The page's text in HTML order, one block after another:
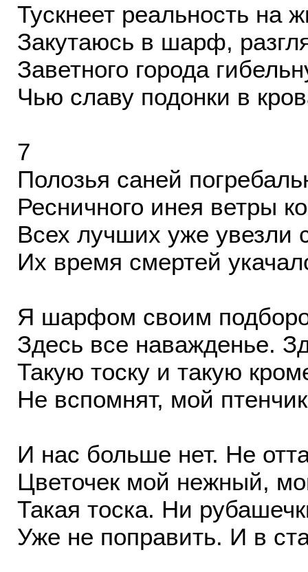
Тускнеет реальность на
Закутаюсь в шарф,
Заветного города
Чью славу подонки в
7
Полозья саней
Ресничного инея ветры
Всех лучших уже увезли
Их время смертей
Я шарфом своим
Здесь все наважденье.
Такую тоску и такую
Не вспомнят, мой
И нас больше нет. Не
Цветочек мой нежный,
Такая тоска. Ни
Уже не поправить. И в